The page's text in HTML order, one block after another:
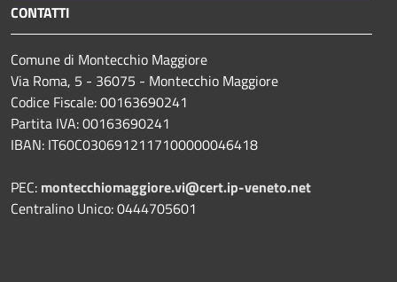
CONTATTI
Comune di Montecchio Maggiore
Via Roma, 5 - 36075 - Montecchio Maggiore
Codice Fiscale: 00163690241
Partita IVA: 00163690241
IBAN: IT60C0306912117100000046418
PEC: montecchiomaggiore.vi@cert.ip-veneto.net
Centralino Unico: 0444705601